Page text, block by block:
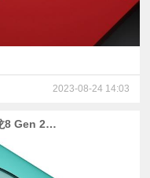
2023-08-24 14:03
2999元起，一加Ace 2 Pro发布：骁龙8 Gen 2与150W快充